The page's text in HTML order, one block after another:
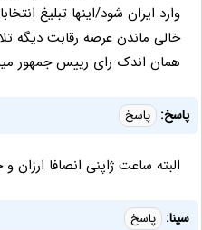
وارد ایران شود/اینها تبلیغ
خالی ماندن عرصه رقابت دیگه
همان اندک رای رییس جمهور
پاسخ: پاسخ
البته ساعت ژاپنی انصافا ارزان
سینا: پاسخ